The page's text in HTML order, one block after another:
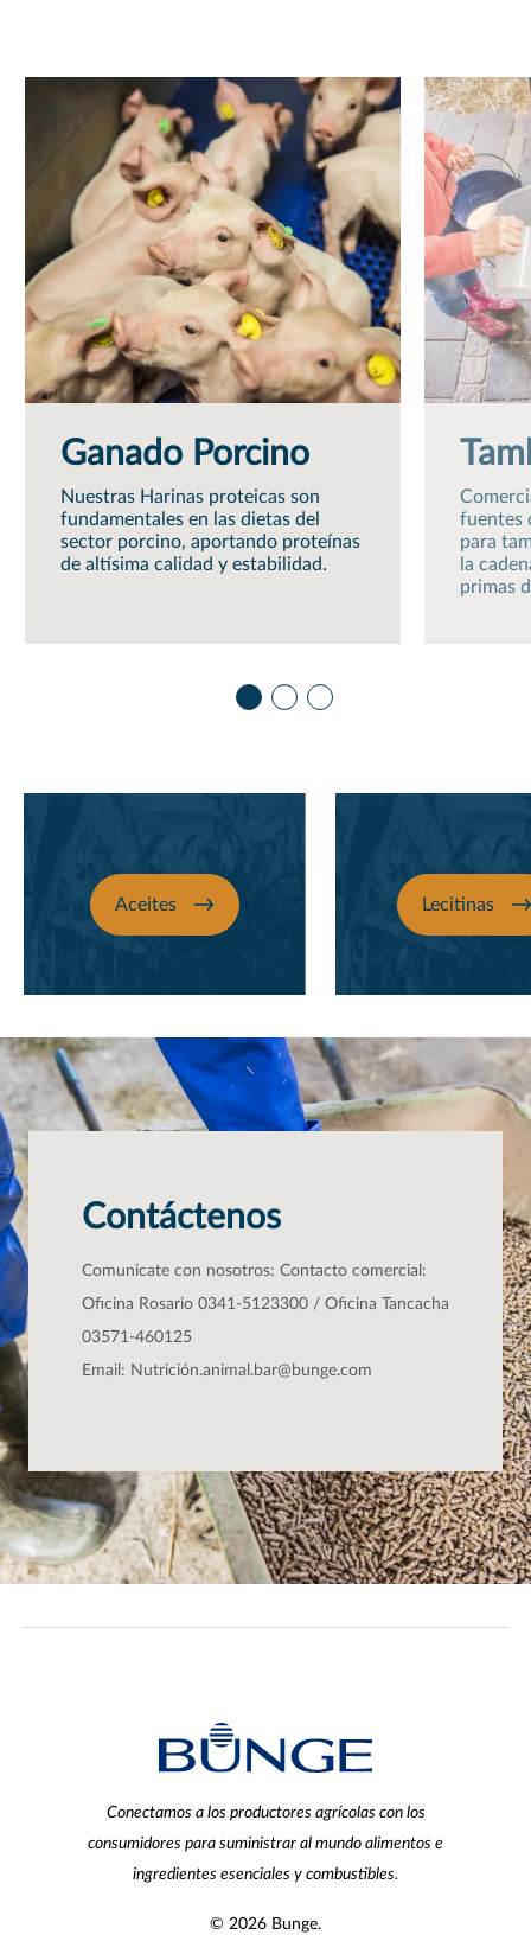
Ganado Porcino
Nuestras Harinas proteicas son
fundamentales en las dietas del
sector porcino, aportando proteínas
de altísima calidad y estabilidad.
fuentes
para
la
primas
Aceites Lecitinas
Contáctenos
Comunicate con nosotros: Contacto comercial:
Oficina Rosario 0341-5123300 / Oficina Tancacha
03571-460125
Email: Nutrición.animal.bar@bunge.com
Conectamos a los productores agrícolas con los
consumidores para suministrar al mundo alimentos e
ingredientes esenciales y combustibles.
© 2026 Bunge.